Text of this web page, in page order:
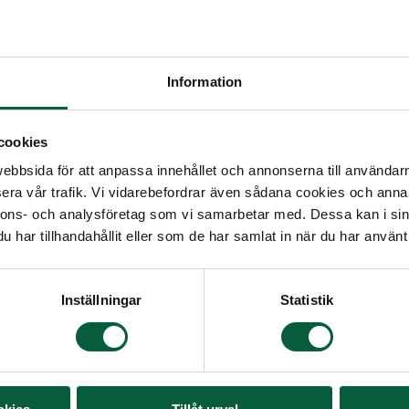
Information
för att anpassa innehållet och annonserna till
vår trafik. Vi vidarebefordrar även sådana cookies och
och analysföretag som vi samarbetar med. Dessa kan i
har tillhandahållit eller som de har samlat in när du har
Inställningar Statistik
tillgänglighetsstandarder,
delar av standarden EN 301
genomfördes av Funka i
av Vita Arkivet gjordes i
men vi är medvetna om att
kraven fullt ut. Det gäller
Arkivet. Kvarstående